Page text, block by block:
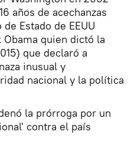
años de acechanzas
Estado de EEUU
Obama quien dictó la
que declaró a
inusual y
nacional y la política
la prórroga por un
contra el país